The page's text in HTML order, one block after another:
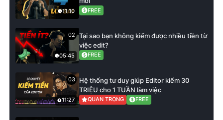
11:10 FREE
02
05:45
Tại sao bạn không kiếm được nhiều tiền từ
việc edit?
FREE
03
11:27
Hệ thống tư duy giúp Editor kiếm 30
TRIỆU cho 1 TUẦN làm việc
QUAN TRỌNG FREE